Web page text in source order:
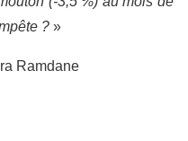
? »
Ramdane